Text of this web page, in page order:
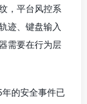
，平台风控系
迹、键盘输入
需要在行为层
的安全事件已